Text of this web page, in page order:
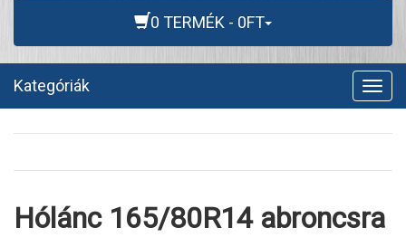
0 TERMÉK - 0FT
Kategóriák
Hólánc 165/80R14 abroncsra